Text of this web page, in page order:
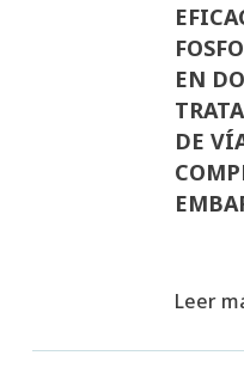
EN
DE
Leer